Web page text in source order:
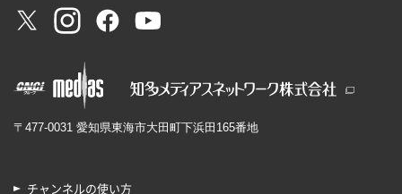
〒477-0031 愛知県東海市大田町下浜田165番地
チャンネルの使い方